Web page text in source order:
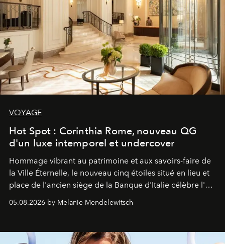
VOYAGE
Hot Spot : Corinthia Rome, nouveau QG
d'un luxe intemporel et undercover
Hommage vibrant au patrimoine et aux savoirs-faire de
la Ville Éternelle, le nouveau cinq étoiles situé en lieu et
place de l'ancien siège de la Banque d'Italie célèbre l'art
05.08.2026 by Melanie Mendelewitsch